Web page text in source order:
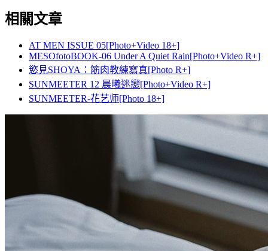
相關文章
AT MEN ISSUE 05[Photo+Video 18+]
MESOfotoBOOK-06 Under A Quiet Rain[Photo+Video R+]
慾見SHOYA：筋肉教練寫真[Photo R+]
SUNMEETER 12 晨曦迷戀[Photo+Video R+]
SUNMEETER-花艺师[Photo 18+]